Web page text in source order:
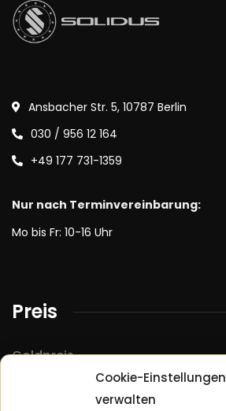
Cookie-Einstellungen
verwalten
Ansbacher Str. 5, 10787 Berlin
030 / 956 12 164
+49 177 731-1359
Nur nach Terminvereinbarung:
Mo bis Fr: 10-16 Uhr
Preis
Goldpreis